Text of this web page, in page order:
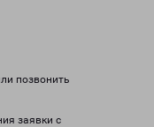
позвонить
заявки с